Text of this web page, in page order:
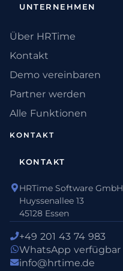
UNTERNEHMEN
Über HRTime
Kontakt
Demo vereinbaren
Partner werden
Alle Funktionen
KONTAKT
KONTAKT
HRTime Software GmbH
Huyssenallee 13
45128 Essen
+49 201 43 74 983
WhatsApp verfügbar
info@hrtime.de